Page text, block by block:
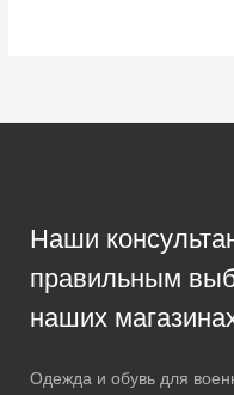
Наши
правильным
наших
Одежда и обувь для